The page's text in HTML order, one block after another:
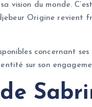
vision du monde.
Origine revient
concernant ses
sur son